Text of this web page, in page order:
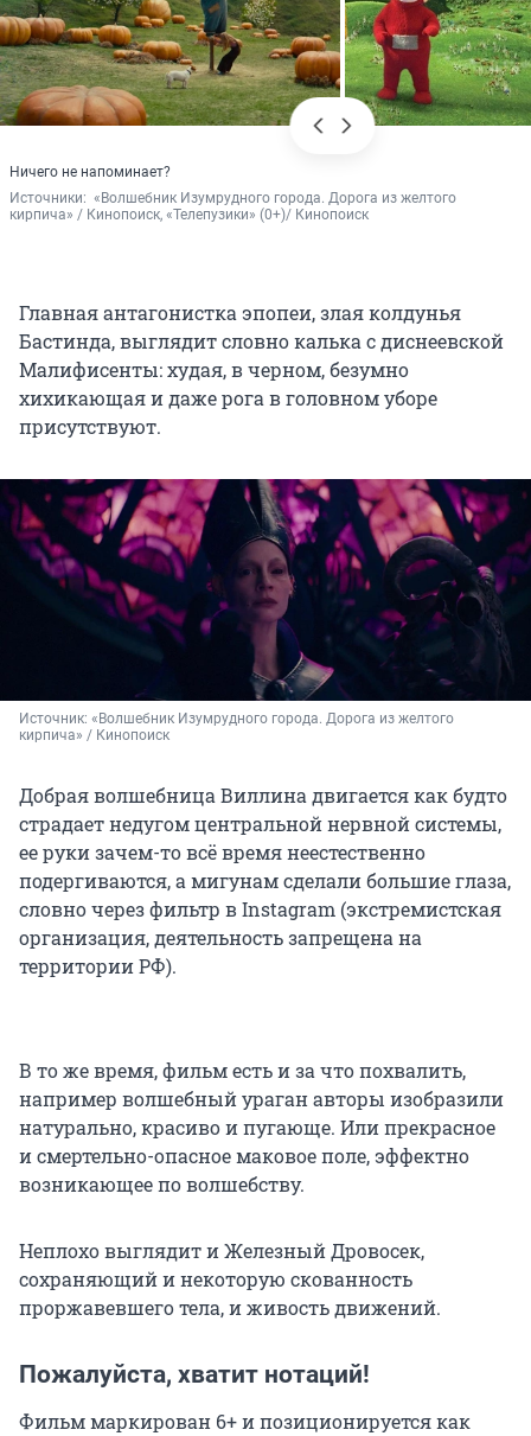
Ничего не напоминает?
Источники: «Волшебник Изумрудного города. Дорога из желтого
кирпича» / Кинопоиск, «Телепузики» (0+)/ Кинопоиск
Главная антагонистка эпопеи, злая колдунья
Бастинда, выглядит словно калька с диснеевской
Малифисенты: худая, в черном, безумно
хихикающая и даже рога в головном уборе
присутствуют.
Источник: «Волшебник Изумрудного города. Дорога из желтого
кирпича» / Кинопоиск
Добрая волшебница Виллина двигается как будто
страдает недугом центральной нервной системы,
ее руки зачем-то всё время неестественно
подергиваются, а мигунам сделали большие глаза,
словно через фильтр в Instagram (экстремистская
организация, деятельность запрещена на
территории РФ).
В то же время, фильм есть и за что похвалить,
например волшебный ураган авторы изобразили
натурально, красиво и пугающе. Или прекрасное
и смертельно-опасное маковое поле, эффектно
возникающее по волшебству.
Неплохо выглядит и Железный Дровосек,
сохраняющий и некоторую скованность
проржавевшего тела, и живость движений.
Пожалуйста, хватит нотаций!
Фильм маркирован 6+ и позиционируется как